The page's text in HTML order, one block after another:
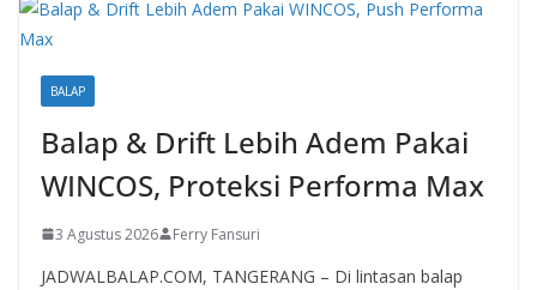
BALAP
Balap & Drift Lebih Adem Pakai
WINCOS, Proteksi Performa Max
3 Agustus 2026 Ferry Fansuri
JADWALBALAP.COM, TANGERANG – Di lintasan balap